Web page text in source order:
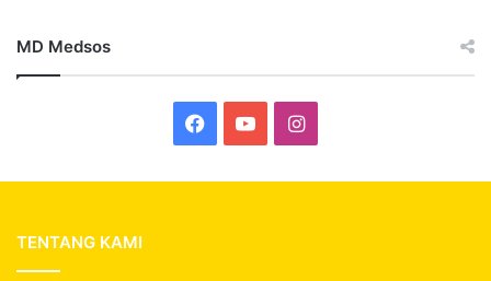
MD Medsos
Facebook
YouTubeInstagram
TENTANG KAMI